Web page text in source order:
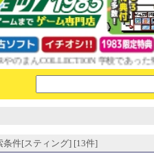
COLLECTION 学校であった怖い話
条件[スティング] [13件]